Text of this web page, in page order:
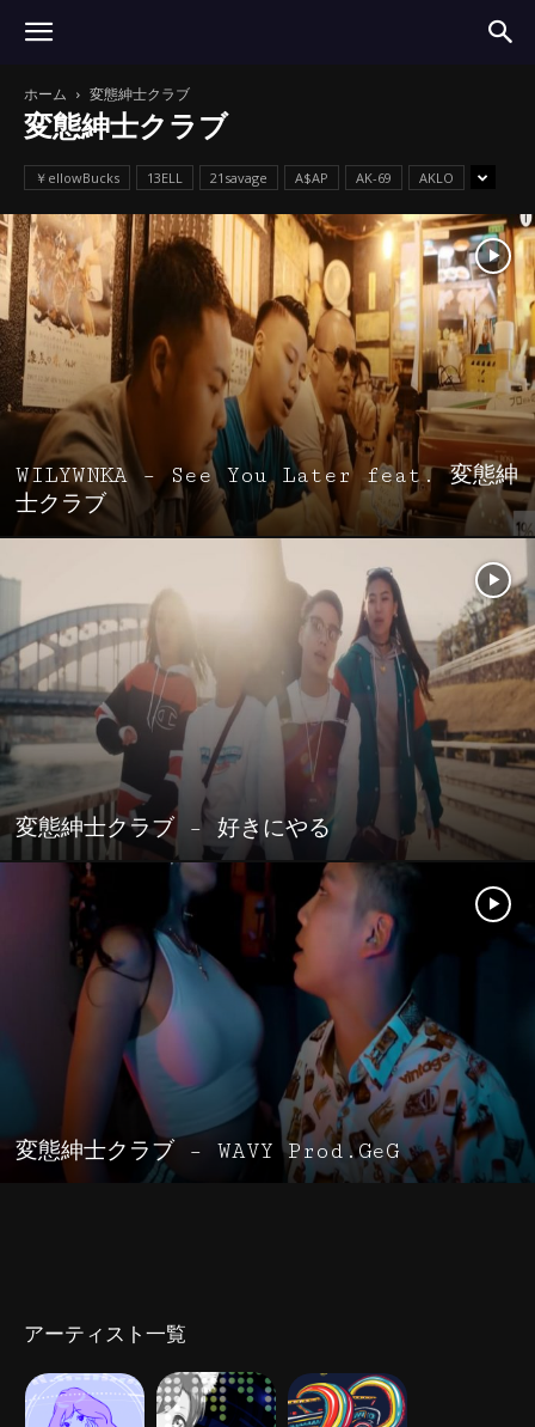
ホーム 変態紳士クラブ
変態紳士クラブ
￥ellowBucks 13ELL 21savage A$AP AK-69 AKLO
WILYWNKA – See You Later feat. 変態紳
士クラブ
変態紳士クラブ – 好きにやる
変態紳士クラブ – WAVY Prod.GeG
アーティスト一覧